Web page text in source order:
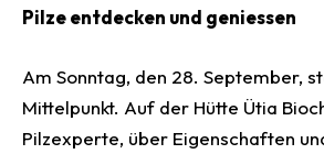
Pilze entdecken und geniessen
Am Sonntag, den 28. September,
Mittelpunkt. Auf der Hütte Ütia
Pilzexperte, über Eigenschaften